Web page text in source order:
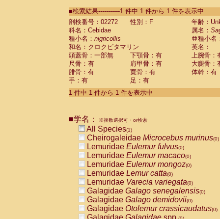
CebidaeSaguinus labiatus(0)
Cebidae Saguinus leucopus (0)
Cebidae
CebidaeSaguinus mystax
CebidaeSaguinus nigricollis (1)
Cebidae Saguinus oedipus
Cebidae Saguinus weddelli
Cebidae Saguinusspp.
Cebidae Aotus trivirgatus
Cebidae Cebus albifrons
CebidaeCebus nigrivittatus
CebidaeCebus
CebidaeSaimiri boliviensis(0)
CebidaeSaimiri sciureus(0)
AtelidaeAlouatta caraya(0)
AtelidaeAlouatta fusca(0)
AtelidaeAlouatta seniculus
AtelidaeAlouattaspp.(0)
AtelidaeAteles belzebuth(0)
AtelidaeAteles geoffroyi(0)
AtelidaeAteles paniscus(0)
AtelidaeAtelesspp.(0)
■検索結果-----------1 件中 1 件から 1 件を表示中
剖検番号：02272
性別：F
年齢：
科名：Cebidae
属名：
種小名： nigricollis
亜種小名
和名：クロクビタマリン
英名：
頭蓋骨：一部無
下顎骨：有
上腕骨：
尺骨：有
肩甲骨：有
大腿骨：
腓骨：有
寛骨：有
体幹：有
手：有
足：有
1 件中 1 件から 1 件を表示中
■学名： ※複数選択可・or検索
All Species(1)
Cheirogaleidae Microcebus murinus(0)
Lemuridae Eulemur fulvus(0)
Lemuridae Eulemur macaco(0)
Lemuridae Eulemur mongoz(0)
Lemuridae Lemur catta(0)
Lemuridae Varecia variegata(0)
Galagidae Galago senegalensis(0)
Galagidae Galago demidovii(0)
Galagidae Otolemur crassicaudatus(0)
Galagidae Galagidae spp.